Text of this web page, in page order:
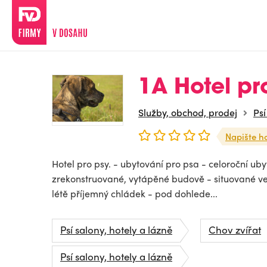
1A Hotel
Služby, obchod, prodej
Napište
Hotel pro psy. - ubytování pro psa - celoroční
zrekonstruované, vytápěné budově - situované
létě příjemný chládek - pod dohlede...
Psí salony, hotely a lázně
Chov zvířat
Psí salony, hotely a lázně